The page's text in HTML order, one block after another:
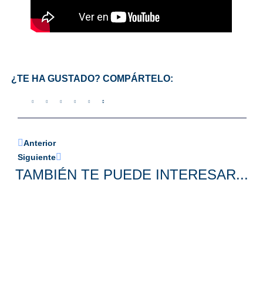
¿TE HA GUSTADO? COMPÁRTELO:
Anterior
Siguiente
TAMBIÉN TE PUEDE INTERESAR...